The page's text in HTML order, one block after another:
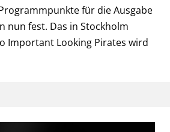
für die Ausgabe
nun fest. Das in Stockholm
Important Looking Pirates wird